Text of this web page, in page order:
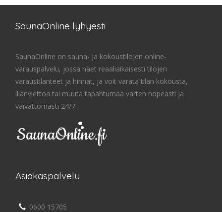
SaunaOnline lyhyesti
SaunaOnline on sauna- ja kokoustilojen online-
varauspalvelu, jossa näet reaaliaikaisesti tilojen
varaustilanteet ja hinnat, ja voit varata tilan kokousta,
illanviettoa tai muuta tapahtumaa varten nopeasti ja
vaivattomasti 24/7.
Asiakaspalvelu
0600 15705